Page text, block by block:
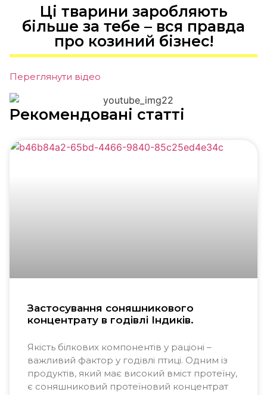
Ці тварини заробляють
більше за тебе – вся правда
про козиний бізнес!
Переглянути відео
Рекомендовані статті
Застосування соняшникового
концентрату в годівлі Індиків.
Якість білкових компонентів у раціоні –
важливий фактор у годівлі птиці. Одним із
продуктів, який має високий вміст протеїну,
є соняшниковий протеїновий концентрат